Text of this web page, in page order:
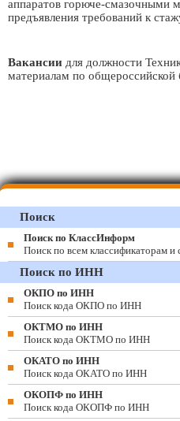
аппаратов горюче-смазочными
предъявления требований к
Вакансии для должности
материалам по общероссийской
Поиск
Поиск по КлассИнформ
Поиск по всем классификаторам
Поиск по ИНН
ОКПО по ИНН
Поиск кода ОКПО по ИНН
ОКТМО по ИНН
Поиск кода ОКТМО по ИНН
ОКАТО по ИНН
Поиск кода ОКАТО по ИНН
ОКОПФ по ИНН
Поиск кода ОКОПФ по ИНН